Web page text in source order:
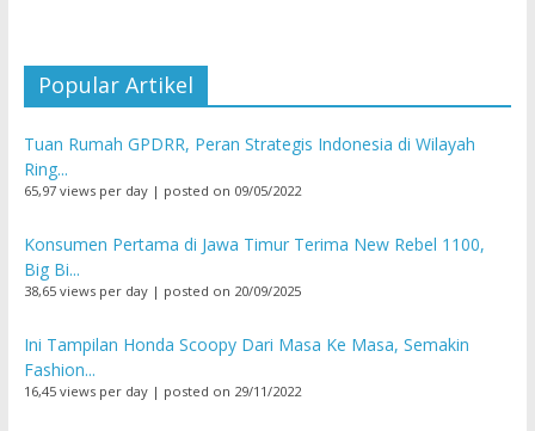
Popular Artikel
Tuan Rumah GPDRR, Peran Strategis Indonesia di Wilayah
Ring...
65,97 views per day| posted on 09/05/2022
Konsumen Pertama di Jawa Timur Terima New Rebel 1100,
Big Bi...
38,65 views per day| posted on 20/09/2025
Ini Tampilan Honda Scoopy Dari Masa Ke Masa, Semakin
Fashion...
16,45 views per day| posted on 29/11/2022